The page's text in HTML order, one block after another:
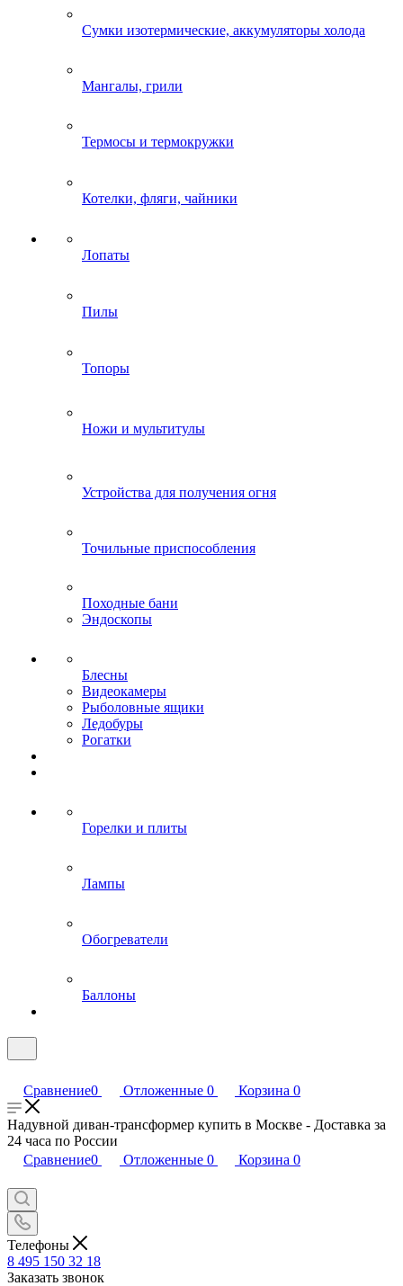
Сумки изотермические, аккумуляторы холода
Мангалы, грили
Термосы и термокружки
Котелки, фляги, чайники
Лопаты
Пилы
Топоры
Ножи и мультитулы
Устройства для получения огня
Точильные приспособления
Походные бани
Эндоскопы
Блесны
Видеокамеры
Рыболовные ящики
Ледобуры
Рогатки
Горелки и плиты
Лампы
Обогреватели
Баллоны
Сравнение0 Отложенные 0 Корзина 0
Надувной диван-трансформер купить в Москве - Доставка за
24 часа по России
Сравнение0 Отложенные 0 Корзина 0
Телефоны
8 495 150 32 18
Заказать звонок